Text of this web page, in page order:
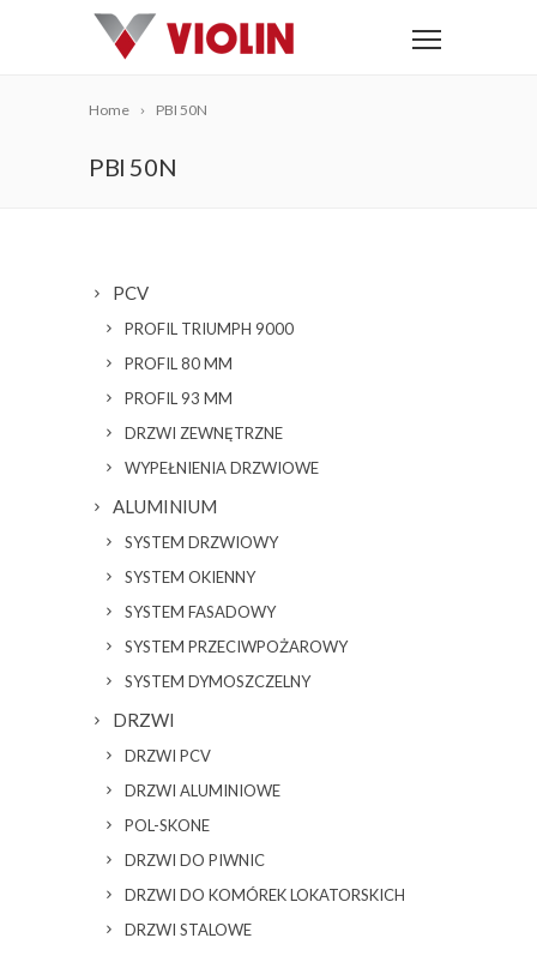
Home PBI 50N
PBI 50N
PCV
PROFIL TRIUMPH 9000
PROFIL 80 MM
PROFIL 93 MM
DRZWI ZEWNĘTRZNE
WYPEŁNIENIA DRZWIOWE
ALUMINIUM
SYSTEM DRZWIOWY
SYSTEM OKIENNY
SYSTEM FASADOWY
SYSTEM PRZECIWPOŻAROWY
SYSTEM DYMOSZCZELNY
DRZWI
DRZWI PCV
DRZWI ALUMINIOWE
POL-SKONE
DRZWI DO PIWNIC
DRZWI DO KOMÓREK LOKATORSKICH
DRZWI STALOWE